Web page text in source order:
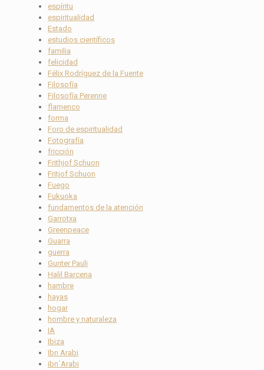
espíritu
espiritualidad
Estado
estudios científicos
familia
felicidad
Félix Rodríguez de la Fuente
Filosofía
Filosofía Perenne
flamenco
forma
Foro de espiritualidad
Fotografía
fricción
Frithjof Schuon
Fritjof Schuon
Fuego
Fukuoka
fundamentos de la atención
Garrotxa
Greenpeace
Guarra
guerra
Gunter Pauli
Halil Barcena
hambre
hayas
hogar
hombre y naturaleza
IA
Ibiza
Ibn Arabi
ibn´Arabi